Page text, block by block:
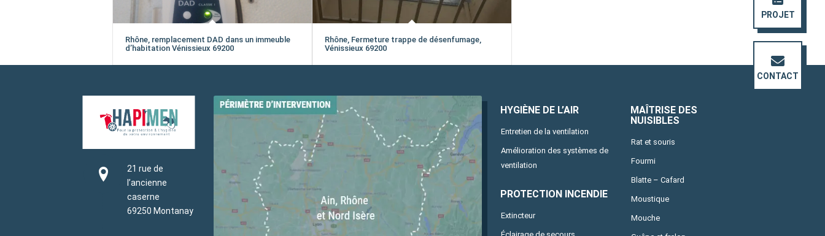
PROJET
CONTACT
Rhône, remplacement DAD dans un immeuble
d’habitation Vénissieux 69200
Rhône, Fermeture trappe de désenfumage,
Vénissieux 69200
21 rue de
l’ancienne
caserne
69250 Montanay
HYGIÈNE DE L’AIR
Entretien de la ventilation
Amélioration des systèmes de
ventilation
PROTECTION INCENDIE
Extincteur
MAÎTRISE DES
NUISIBLES
Rat et souris
Fourmi
Blatte – Cafard
Moustique
Mouche